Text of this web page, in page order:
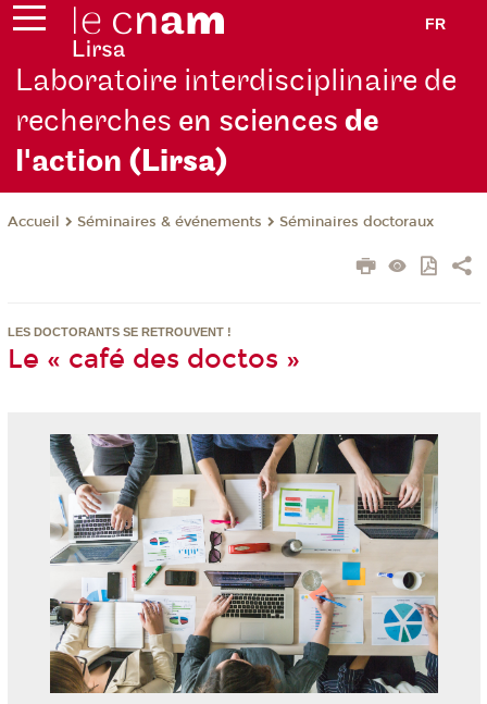
FR
Laboratoire interdisciplinaire de
recherches en sciencesde
l'action (Lirsa)
Accueil Séminaires & événements Séminaires doctoraux
LES DOCTORANTS SE RETROUVENT !
Le « café des doctos »